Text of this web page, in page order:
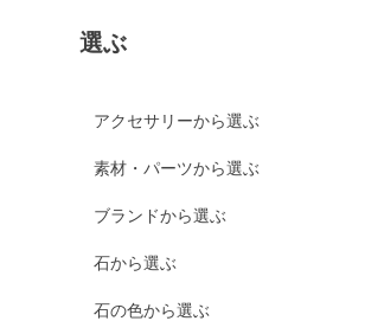
選ぶ
アクセサリーから選ぶ
素材・パーツから選ぶ
ブランドから選ぶ
石から選ぶ
石の色から選ぶ